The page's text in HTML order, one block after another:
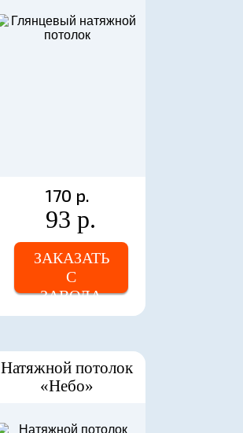
170 р.
93 р.
ЗАКАЗАТЬ
С
ЗАВОДА
Натяжной потолок
«Небо»